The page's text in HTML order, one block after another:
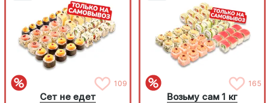
109
Сет не едет
165
Возьму сам 1 кг